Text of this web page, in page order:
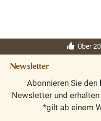
Über
Newsletter
Abonnieren Sie den
Newsletter und erhalten
*gilt ab einem